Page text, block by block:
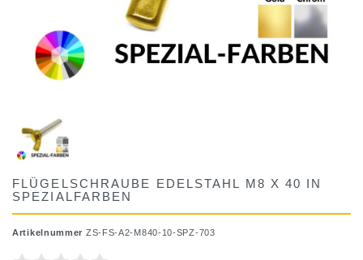
FLÜGELSCHRAUBE EDELSTAHL M8 X 40 IN
SPEZIALFARBEN
Artikelnummer ZS-FS-A2-M840-10-SPZ-703